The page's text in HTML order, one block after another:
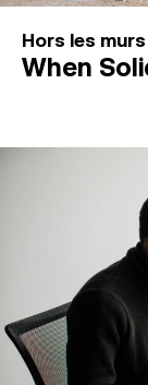
Hors les murs
When